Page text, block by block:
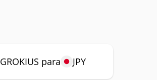
GROKIUS para JPY